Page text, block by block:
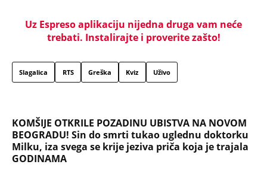
Uz Espreso aplikaciju nijedna druga vam neće
trebati. Instalirajte i proverite zašto!
Slagalica RTS Greška Kviz Uživo
KOMŠIJE OTKRILE POZADINU UBISTVA NA NOVOM
BEOGRADU! Sin do smrti tukao uglednu doktorku
Milku, iza svega se krije jeziva priča koja je trajala
GODINAMA